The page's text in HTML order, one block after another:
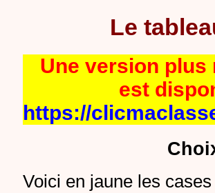
Le
Une version plus
est
https://
Voici en jaune les